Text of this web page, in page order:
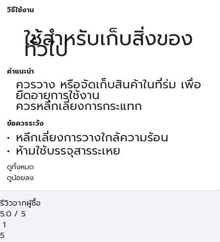
วิธีใช้งาน
ใช้สำหรับเก็บสิ่งของ
ทั่วไป
คำแนะนำ
ควรวาง หรือจัดเก็บสินค้าในที่ร่ม เพื่อ
ยืดอายุการใช้งาน
ควรหลีกเลี่ยงการกระแทก
ข้อควรระวัง
หลีกเลี่ยงการวางใกล้ความร้อน
ห้ามใช้บรรจุสารระเหย
ดูทั้งหมด
ดูน้อยลง
รีวิวจากผู้ซื้อ
5.0 / 5
1
5